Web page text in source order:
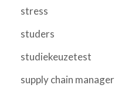
stress
studers
studiekeuzetest
supply chain manager